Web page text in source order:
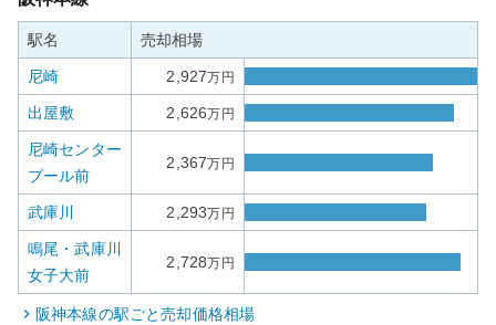
駅名 売却相場
尼崎 2,927万円
出屋敷 2,626万円
尼崎センター
プール前
2,367万円
武庫川 2,293万円
鳴尾・武庫川
女子大前
2,728万円
阪神本線の駅ごと売却価格相場